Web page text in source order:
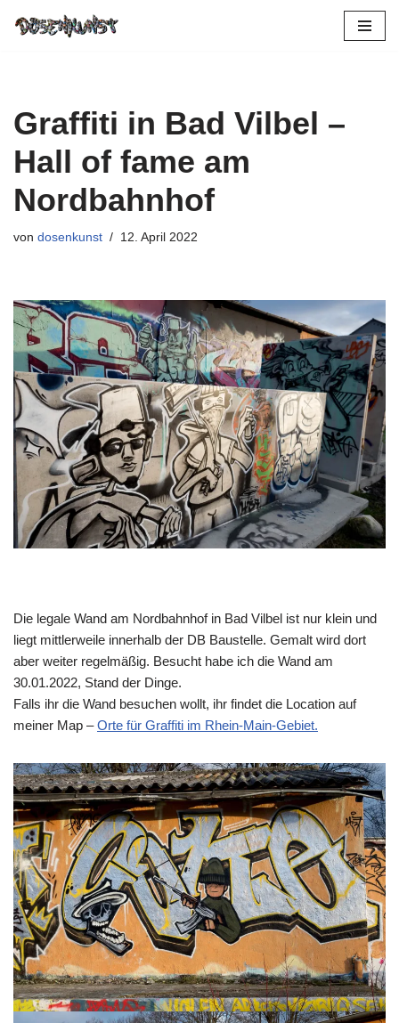
Graffiti in Bad Vilbel –
Hall of fame am
Nordbahnhof
von dosenkunst 12. April 2022
Die legale Wand am Nordbahnhof in Bad Vilbel ist nur klein und
liegt mittlerweile innerhalb der DB Baustelle. Gemalt wird dort
aber weiter regelmäßig. Besucht habe ich die Wand am
30.01.2022, Stand der Dinge.
Falls ihr die Wand besuchen wollt, ihr findet die Location auf
meiner Map –Orte für Graffiti im Rhein-Main-Gebiet.